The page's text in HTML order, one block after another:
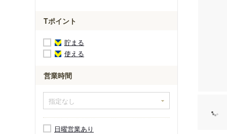
Tポイント
貯まる
使える
営業時間
日曜営業あり